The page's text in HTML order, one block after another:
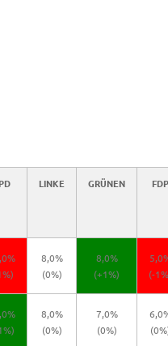
LINKE GRÜNEN FDP
8,0%
(0%)
8,0%
(+1%)
(-
8,0%
(0%)
7,0%
(0%)